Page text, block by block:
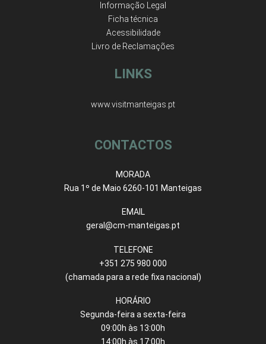
Informação Legal
Ficha técnica
Acessibilidade
Livro de Reclamações
LINKS
www.visitmanteigas.pt
CONTACTOS
MORADA
Rua 1º de Maio 6260-101 Manteigas
EMAIL
geral@cm-manteigas.pt
TELEFONE
+351 275 980 000
(chamada para a rede fixa nacional)
HORÁRIO
Segunda-feira a sexta-feira
09:00h às 13:00h
14:00h às 17:00h